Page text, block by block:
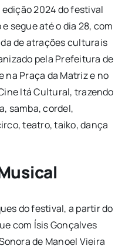
2024 do festival
segue até o dia 28, com
de atrações culturais
pela Prefeitura de
na Praça da Matriz e no
Itá Cultural, trazendo
samba, cordel,
teatro, taiko, dança
do festival, a partir do
com Ísis Gonçalves
de Manoel Vieira